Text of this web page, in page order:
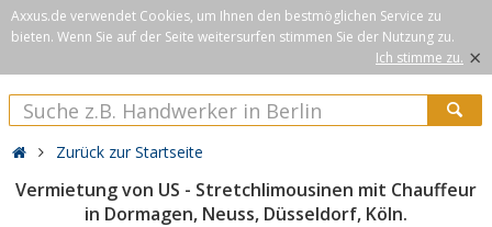
Axxus.de verwendet Cookies, um Ihnen den bestmöglichen Service zu
bieten. Wenn Sie auf der Seite weitersurfen stimmen Sie der Nutzung zu.
Ich stimme zu. ×
Zurück zur Startseite
Vermietung von US - Stretchlimousinen mit Chauffeur
in Dormagen, Neuss, Düsseldorf, Köln.